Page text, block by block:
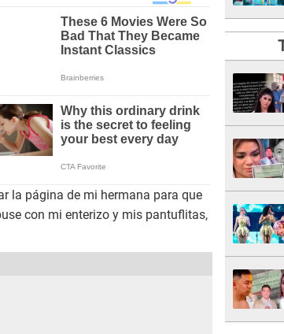
la página de mi hermana para que
con mi enterizo y mis pantuflitas,